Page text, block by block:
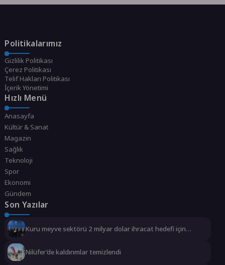
Politikalarımız
Gizlilik Politikası
Çerez Politikası
Telif Hakları Politikası
İçerik Yönetimi
Hızlı Menü
Anasayfa
Kültür & Sanat
Magazin
Sağlık
Teknoloji
Spor
Ekonomi
Gündem
Son Yazılar
Kuru meyve sektörü 2 milyar dolar ihracat hedefi için
Nilüfer’de kaldırımlar temizlendi